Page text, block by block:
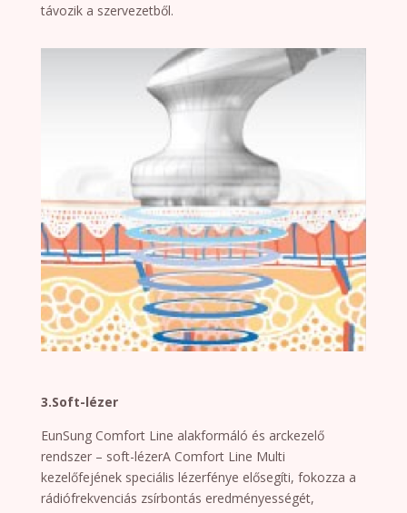
távozik a szervezetből.
3.Soft-lézer
EunSung Comfort Line alakformáló és arckezelő
rendszer – soft-lézerA Comfort Line Multi
kezelőfejének speciális lézerfénye elősegíti, fokozza a
rádiófrekvenciás zsírbontás eredményességét,